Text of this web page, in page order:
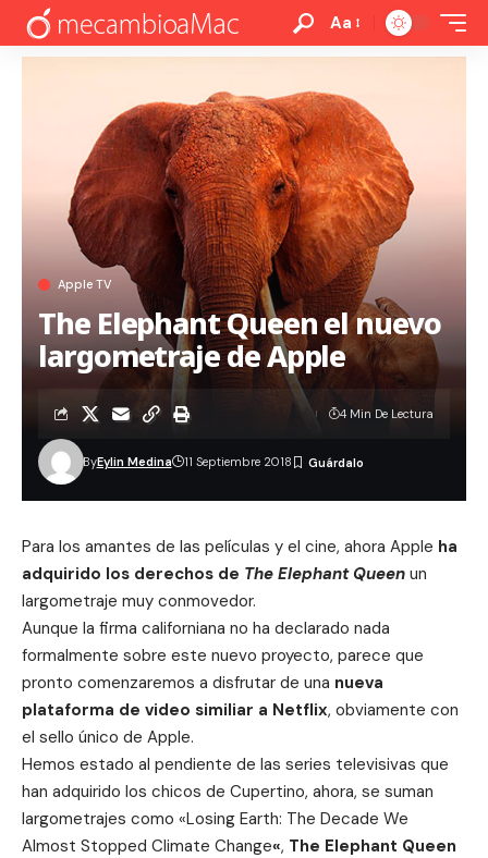
Aa
Apple TV
The Elephant Queen el nuevo
largometraje de Apple
ByEylin Medina 11 Septiembre 2018
4 Min De Lectura
Para los amantes de las películas y el cine, ahora Apple ha
adquirido los derechos de The Elephant Queen un
largometraje muy conmovedor.
Aunque la firma californiana no ha declarado nada
formalmente sobre este nuevo proyecto, parece que
pronto comenzaremos a disfrutar de una nueva
plataforma de video similiar a Netflix, obviamente con
el sello único de Apple.
Hemos estado al pendiente de las series televisivas que
han adquirido los chicos de Cupertino, ahora, se suman
largometrajes como «Losing Earth: The Decade We
Almost Stopped Climate Change«, The Elephant Queen